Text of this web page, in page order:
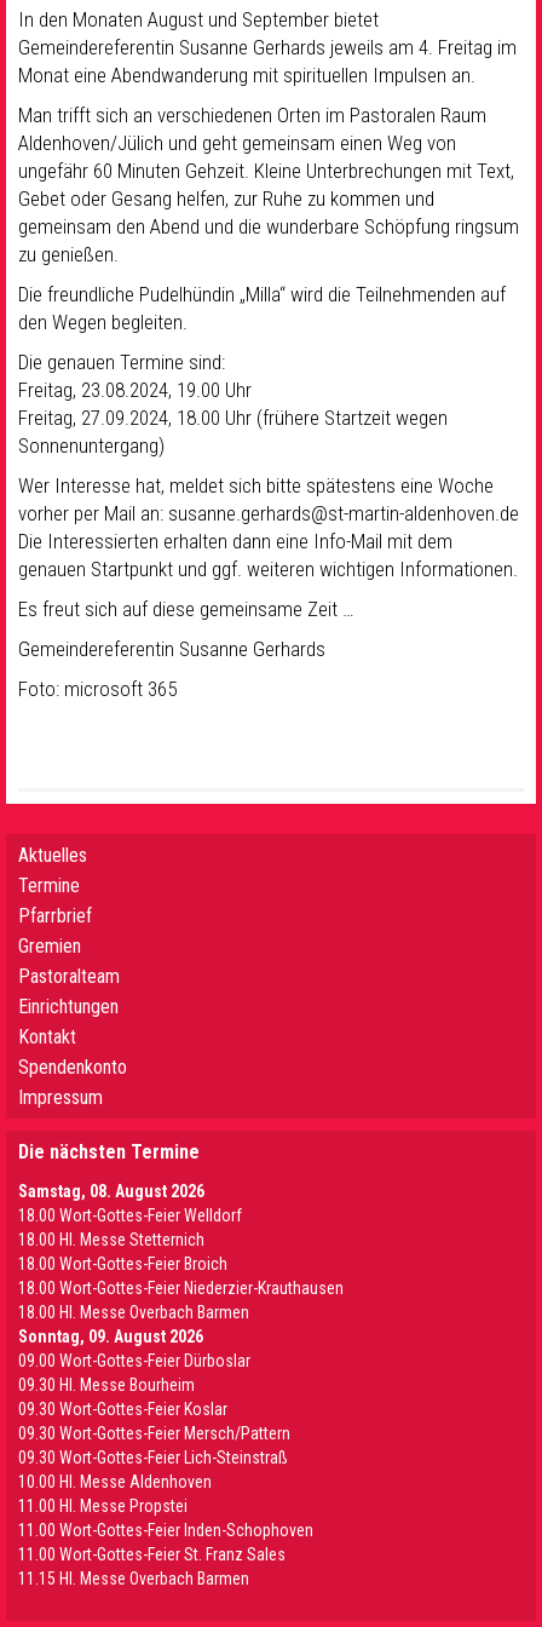
In den Monaten August und September bietet
Gemeindereferentin Susanne Gerhards jeweils am 4. Freitag im
Monat eine Abendwanderung mit spirituellen Impulsen an.
Man trifft sich an verschiedenen Orten im Pastoralen Raum
Aldenhoven/Jülich und geht gemeinsam einen Weg von
ungefähr 60 Minuten Gehzeit. Kleine Unterbrechungen mit Text,
Gebet oder Gesang helfen, zur Ruhe zu kommen und
gemeinsam den Abend und die wunderbare Schöpfung ringsum
zu genießen.
Die freundliche Pudelhündin „Milla“ wird die Teilnehmenden auf
den Wegen begleiten.
Die genauen Termine sind:
Freitag, 23.08.2024, 19.00 Uhr
Freitag, 27.09.2024, 18.00 Uhr (frühere Startzeit wegen
Sonnenuntergang)
Wer Interesse hat, meldet sich bitte spätestens eine Woche
vorher per Mail an: susanne.gerhards@st-martin-aldenhoven.de
Die Interessierten erhalten dann eine Info-Mail mit dem
genauen Startpunkt und ggf. weiteren wichtigen Informationen.
Es freut sich auf diese gemeinsame Zeit …
Gemeindereferentin Susanne Gerhards
Foto: microsoft 365
Aktuelles
Termine
Pfarrbrief
Gremien
Pastoralteam
Einrichtungen
Kontakt
Spendenkonto
Impressum
Die nächsten Termine
Samstag, 08. August 2026
18.00 Wort-Gottes-Feier Welldorf
18.00 Hl. Messe Stetternich
18.00 Wort-Gottes-Feier Broich
18.00 Wort-Gottes-Feier Niederzier-Krauthausen
18.00 Hl. Messe Overbach Barmen
Sonntag, 09. August 2026
09.00 Wort-Gottes-Feier Dürboslar
09.30 HI. Messe Bourheim
09.30 Wort-Gottes-Feier Koslar
09.30 Wort-Gottes-Feier Mersch/Pattern
09.30 Wort-Gottes-Feier Lich-Steinstraß
10.00 Hl. Messe Aldenhoven
11.00 Hl. Messe Propstei
11.00 Wort-Gottes-Feier Inden-Schophoven
11.00 Wort-Gottes-Feier St. Franz Sales
11.15 Hl. Messe Overbach Barmen